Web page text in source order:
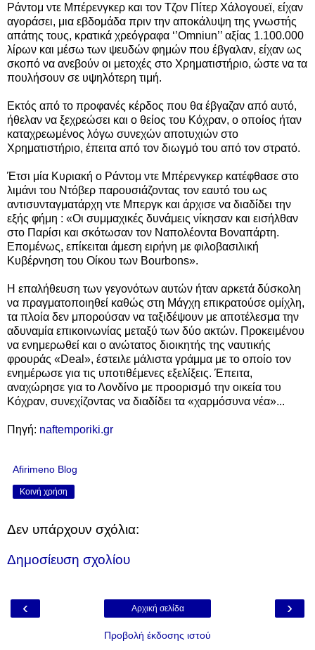
Ράντομ ντε Μπέρενγκερ και τον Τζον Πίτερ Χάλογουεϊ, είχαν
αγοράσει, μια εβδομάδα πριν την αποκάλυψη της γνωστής
απάτης τους, κρατικά χρεόγραφα ‘’Omniun’’ αξίας 1.100.000
λίρων και μέσω των ψευδών φημών που έβγαλαν, είχαν ως
σκοπό να ανεβούν οι μετοχές στο Χρηματιστήριο, ώστε να τα
πουλήσουν σε υψηλότερη τιμή.
Εκτός από το προφανές κέρδος που θα έβγαζαν από αυτό,
ήθελαν να ξεχρεώσει και ο θείος του Κόχραν, ο οποίος ήταν
καταχρεωμένος λόγω συνεχών αποτυχιών στο
Χρηματιστήριο, έπειτα από τον διωγμό του από τον στρατό.
Έτσι μία Κυριακή ο Ράντομ ντε Μπέρενγκερ κατέφθασε στο
λιμάνι του Ντόβερ παρουσιάζοντας τον εαυτό του ως
αντισυνταγματάρχη ντε Μπεργκ και άρχισε να διαδίδει την
εξής φήμη : «Οι συμμαχικές δυνάμεις νίκησαν και εισήλθαν
στο Παρίσι και σκότωσαν τον Ναπολέοντα Βοναπάρτη.
Επομένως, επίκειται άμεση ειρήνη με φιλοβασιλική
Κυβέρνηση του Οίκου των Βourbons».
Η επαλήθευση των γεγονότων αυτών ήταν αρκετά δύσκολη
να πραγματοποιηθεί καθώς στη Μάγχη επικρατούσε ομίχλη,
τα πλοία δεν μπορούσαν να ταξιδέψουν με αποτέλεσμα την
αδυναμία επικοινωνίας μεταξύ των δύο ακτών. Προκειμένου
να ενημερωθεί και ο ανώτατος διοικητής της ναυτικής
φρουράς «Deal», έστειλε μάλιστα γράμμα με το οποίο τον
ενημέρωσε για τις υποτιθέμενες εξελίξεις. Έπειτα,
αναχώρησε για το Λονδίνο με προορισμό την οικεία του
Κόχραν, συνεχίζοντας να διαδίδει τα «χαρμόσυνα νέα»...
Πηγή: naftemporiki.gr
Afirimeno Blog
Κοινή χρήση
Δεν υπάρχουν σχόλια:
Δημοσίευση σχολίου
‹ ›
Αρχική σελίδα
Προβολή έκδοσης ιστού